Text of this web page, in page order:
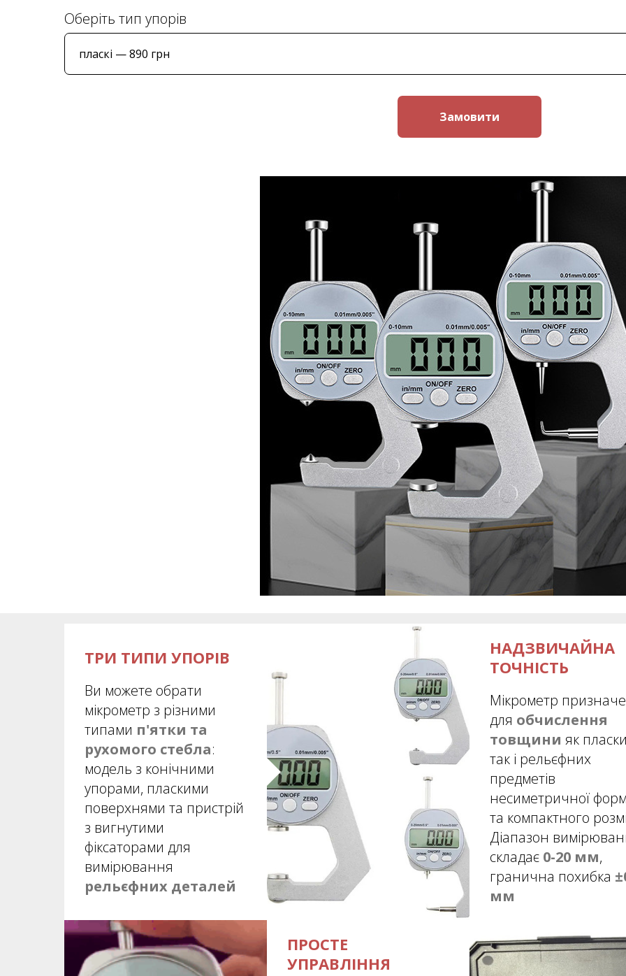
Оберіть тип упорів
Замовити
ТРИ ТИПИ УПОРІВ
Ви можете обрати
мікрометр з різними
типами п'ятки та
рухомого стебла:
модель з конічними
упорами, пласкими
поверхнями та пристрій
з вигнутими
фіксаторами для
вимірювання
рельєфних деталей
НАДЗВИЧАЙНА
ТОЧНІСТЬ
Мікрометр
для обчислення
товщини як
так і рельєфних
предметів
несиметричної
та компактного
Діапазон
складає 0-20 мм,
гранична похибка
мм
ПРОСТЕ
УПРАВЛІННЯ